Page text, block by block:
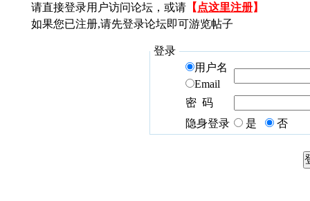
请直接登录用户访问论坛，或请 【 点这里注册】
如果您已注册,请先登录论坛即可游览帖子
登录
用户名
Email
密 码
隐身登录
是 否